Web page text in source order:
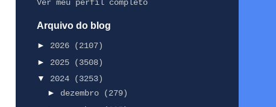
Ver meu perfil completo
Arquivo do blog
► 2026
(2107)
► 2025
(3508)
▼ 2024
(3253)
► dezembro
(279)